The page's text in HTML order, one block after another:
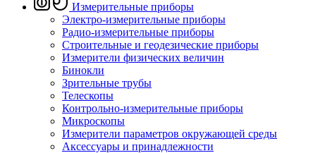
Измерительные приборы
Электро-измерительные приборы
Радио-измерительные приборы
Строительные и геодезические приборы
Измерители физических величин
Бинокли
Зрительные трубы
Телескопы
Контрольно-измерительные приборы
Микроскопы
Измерители параметров окружающей среды
Аксессуары и принадлежности